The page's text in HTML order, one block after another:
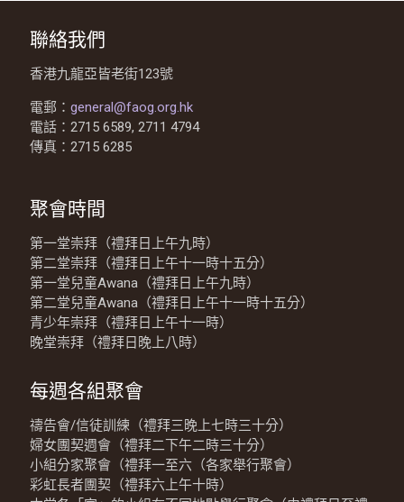
聯絡我們
香港九龍亞皆老街123號
電郵： general@faog.org.hk
電話：2715 6589, 2711 4794
傳真：2715 6285
聚會時間
第一堂崇拜（禮拜日上午九時）
第二堂崇拜（禮拜日上午十一時十五分）
第一堂兒童Awana（禮拜日上午九時）
第二堂兒童Awana（禮拜日上午十一時十五分）
青少年崇拜（禮拜日上午十一時）
晚堂崇拜（禮拜日晚上八時）
每週各組聚會
禱告會/信徒訓練（禮拜三晚上七時三十分）
婦女團契週會（禮拜二下午二時三十分）
小組分家聚會（禮拜一至六（各家舉行聚會）
彩虹長者團契（禮拜六上午十時）